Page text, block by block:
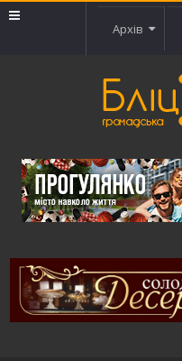
Архів